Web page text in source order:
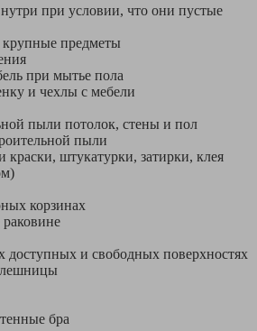
при условии, что они пустые
предметы
при мытье пола
и чехлы с мебели
пыли потолок, стены и пол
пыли
штукатурки, затирки, клея
корзинах
доступных и свободных поверхностях
бра